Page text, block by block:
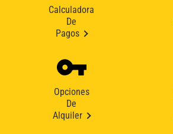
Calculadora
De
Pagos
Opciones
De
Alquiler